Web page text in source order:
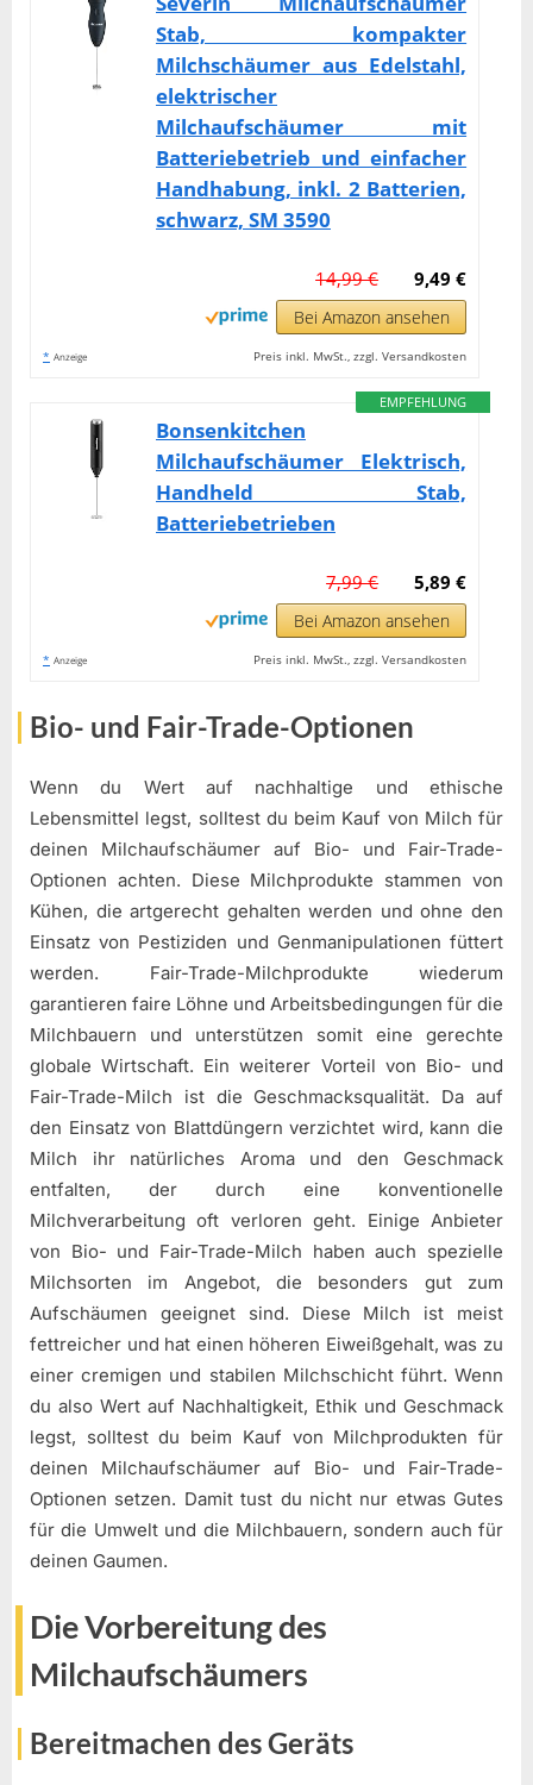
Stab, kompakter
Milchschäumer aus Edelstahl,
elektrischer
Milchaufschäumer mit
Batteriebetrieb und einfacher
Handhabung, inkl. 2 Batterien,
schwarz, SM 3590
9,49 €
14,99 €
Bei Amazon ansehen
* Anzeige Preis inkl. MwSt., zzgl. Versandkosten
EMPFEHLUNG
Bonsenkitchen
Milchaufschäumer Elektrisch,
Handheld Stab,
Batteriebetrieben
5,89 €
7,99 €
Bei Amazon ansehen
* Anzeige Preis inkl. MwSt., zzgl. Versandkosten
Bio- und Fair-Trade-Optionen
Wenn du Wert auf nachhaltige und ethische
Lebensmittel legst, solltest du beim Kauf von Milch für
deinen Milchaufschäumer auf Bio- und Fair-Trade-
Optionen achten. Diese Milchprodukte stammen von
Kühen, die artgerecht gehalten werden und ohne den
Einsatz von Pestiziden und Genmanipulationen füttert
werden. Fair-Trade-Milchprodukte wiederum
garantieren faire Löhne und Arbeitsbedingungen für die
Milchbauern und unterstützen somit eine gerechte
globale Wirtschaft. Ein weiterer Vorteil von Bio- und
Fair-Trade-Milch ist die Geschmacksqualität. Da auf
den Einsatz von Blattdüngern verzichtet wird, kann die
Milch ihr natürliches Aroma und den Geschmack
entfalten, der durch eine konventionelle
Milchverarbeitung oft verloren geht. Einige Anbieter
von Bio- und Fair-Trade-Milch haben auch spezielle
Milchsorten im Angebot, die besonders gut zum
Aufschäumen geeignet sind. Diese Milch ist meist
fettreicher und hat einen höheren Eiweißgehalt, was zu
einer cremigen und stabilen Milchschicht führt. Wenn
du also Wert auf Nachhaltigkeit, Ethik und Geschmack
legst, solltest du beim Kauf von Milchprodukten für
deinen Milchaufschäumer auf Bio- und Fair-Trade-
Optionen setzen. Damit tust du nicht nur etwas Gutes
für die Umwelt und die Milchbauern, sondern auch für
deinen Gaumen.
Die Vorbereitung des
Milchaufschäumers
Bereitmachen des Geräts